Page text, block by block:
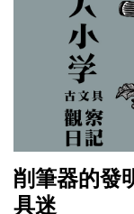
削筆器的發
具迷